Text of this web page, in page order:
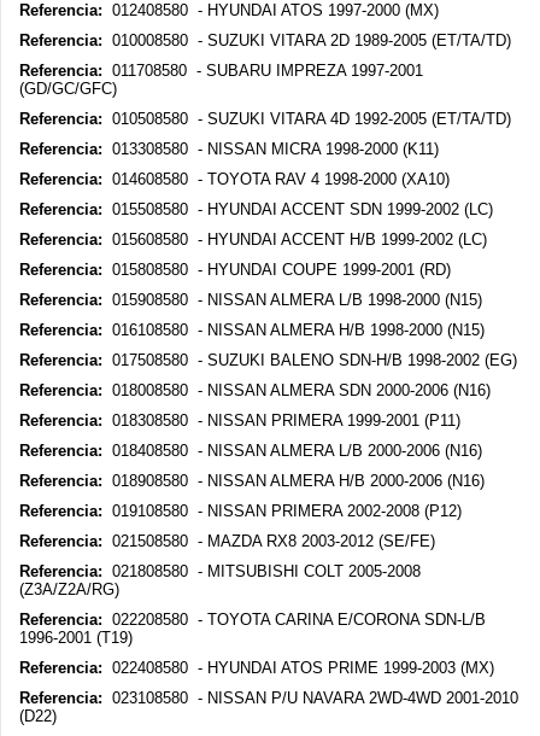
Referencia: 012408580 - HYUNDAI ATOS 1997-2000 (MX)
Referencia: 010008580 - SUZUKI VITARA 2D 1989-2005 (ET/TA/TD)
Referencia: 011708580 - SUBARU IMPREZA 1997-2001
(GD/GC/GFC)
Referencia: 010508580 - SUZUKI VITARA 4D 1992-2005 (ET/TA/TD)
Referencia: 013308580 - NISSAN MICRA 1998-2000 (K11)
Referencia: 014608580 - TOYOTA RAV 4 1998-2000 (XA10)
Referencia: 015508580 - HYUNDAI ACCENT SDN 1999-2002 (LC)
Referencia: 015608580 - HYUNDAI ACCENT H/B 1999-2002 (LC)
Referencia: 015808580 - HYUNDAI COUPE 1999-2001 (RD)
Referencia: 015908580 - NISSAN ALMERA L/B 1998-2000 (N15)
Referencia: 016108580 - NISSAN ALMERA H/B 1998-2000 (N15)
Referencia: 017508580 - SUZUKI BALENO SDN-H/B 1998-2002 (EG)
Referencia: 018008580 - NISSAN ALMERA SDN 2000-2006 (N16)
Referencia: 018308580 - NISSAN PRIMERA 1999-2001 (P11)
Referencia: 018408580 - NISSAN ALMERA L/B 2000-2006 (N16)
Referencia: 018908580 - NISSAN ALMERA H/B 2000-2006 (N16)
Referencia: 019108580 - NISSAN PRIMERA 2002-2008 (P12)
Referencia: 021508580 - MAZDA RX8 2003-2012 (SE/FE)
Referencia: 021808580 - MITSUBISHI COLT 2005-2008
(Z3A/Z2A/RG)
Referencia: 022208580 - TOYOTA CARINA E/CORONA SDN-L/B
1996-2001 (T19)
Referencia: 022408580 - HYUNDAI ATOS PRIME 1999-2003 (MX)
Referencia: 023108580 - NISSAN P/U NAVARA 2WD-4WD 2001-2010
(D22)